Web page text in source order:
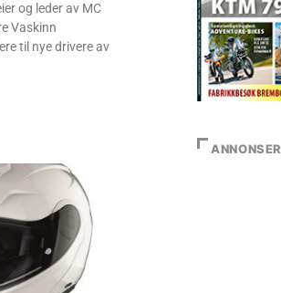
og leder av MC
Vaskinn
til nye drivere av
ANNONSER